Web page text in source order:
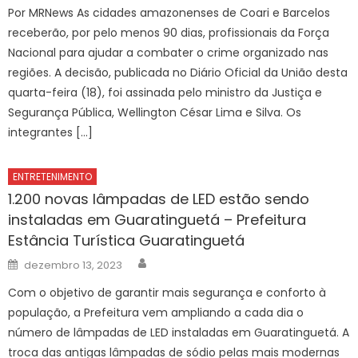
Por MRNews As cidades amazonenses de Coari e Barcelos
receberão, por pelo menos 90 dias, profissionais da Força
Nacional para ajudar a combater o crime organizado nas
regiões. A decisão, publicada no Diário Oficial da União desta
quarta-feira (18), foi assinada pelo ministro da Justiça e
Segurança Pública, Wellington César Lima e Silva. Os
integrantes […]
ENTRETENIMENTO
1.200 novas lâmpadas de LED estão sendo
instaladas em Guaratinguetá – Prefeitura
Estância Turística Guaratinguetá
Posted
on
dezembro 13, 2023
Com o objetivo de garantir mais segurança e conforto à
população, a Prefeitura vem ampliando a cada dia o
número de lâmpadas de LED instaladas em Guaratinguetá. A
troca das antigas lâmpadas de sódio pelas mais modernas